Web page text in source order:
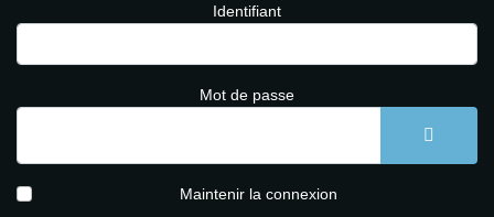
Identifiant
Mot de passe
Maintenir la connexion